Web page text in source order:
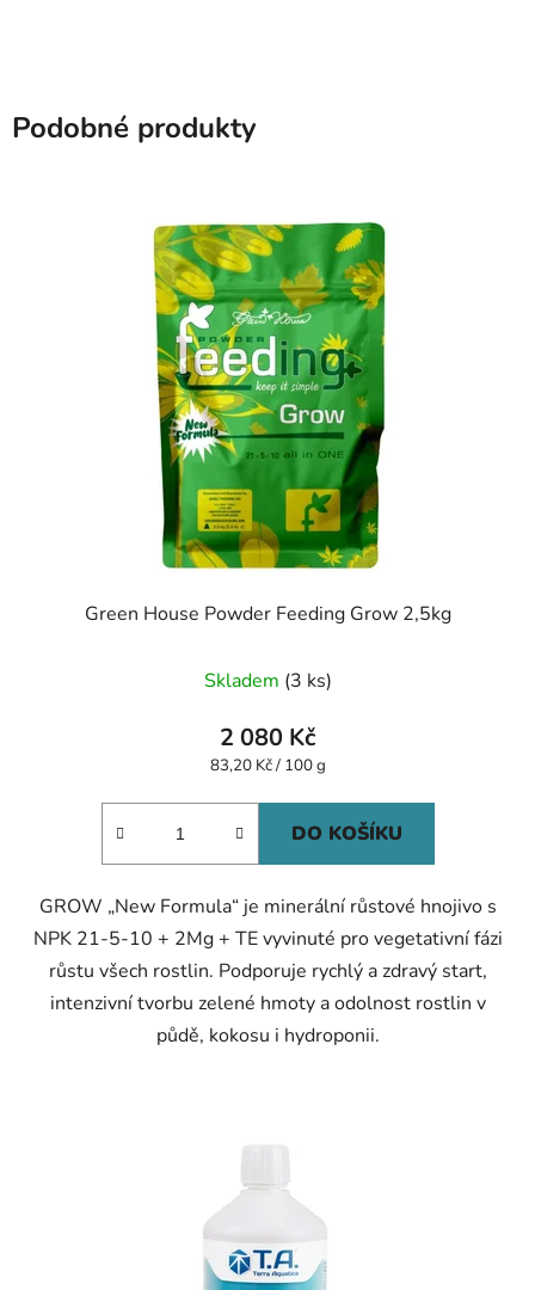
Podobné produkty
Green House Powder Feeding Grow 2,5kg
Skladem (3 ks)
2 080 Kč
Měrná
83,20 Kč / 100 g
DO KOŠÍKU
GROW „New Formula“ je minerální růstové hnojivo s
NPK 21-5-10 + 2Mg + TE vyvinuté pro vegetativní fázi
růstu všech rostlin. Podporuje rychlý a zdravý start,
intenzivní tvorbu zelené hmoty a odolnost rostlin v
půdě, kokosu i hydroponii.